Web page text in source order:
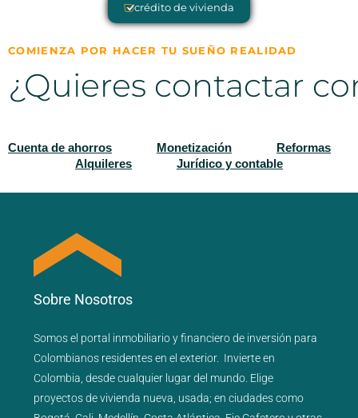
crédito de vivienda
COMIENZA POR HACER TU SUEÑO REALIDAD
¿Quieres contactar
Cuenta de ahorros Monetización
Reformas
Alquileres
Jurídico y contable
Sobre Nosotros
Somos el portal inmobiliarioyfinancierode inversión para
Colombianos residentes en el exterior. Invierte en
Colombia, desde cualquier lugar del mundo. Elige
proyectos devivienda nueva, usada; en ciudades como